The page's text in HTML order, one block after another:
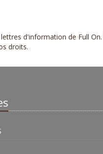
d'information de Full
droits.